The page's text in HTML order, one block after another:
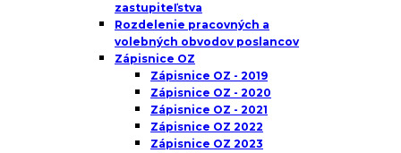
zastupiteľstva
Rozdelenie pracovných a
volebných obvodov poslancov
Zápisnice OZ
Zápisnice OZ - 2019
Zápisnice OZ - 2020
Zápisnice OZ - 2021
Zápisnice OZ 2022
Zápisnice OZ 2023